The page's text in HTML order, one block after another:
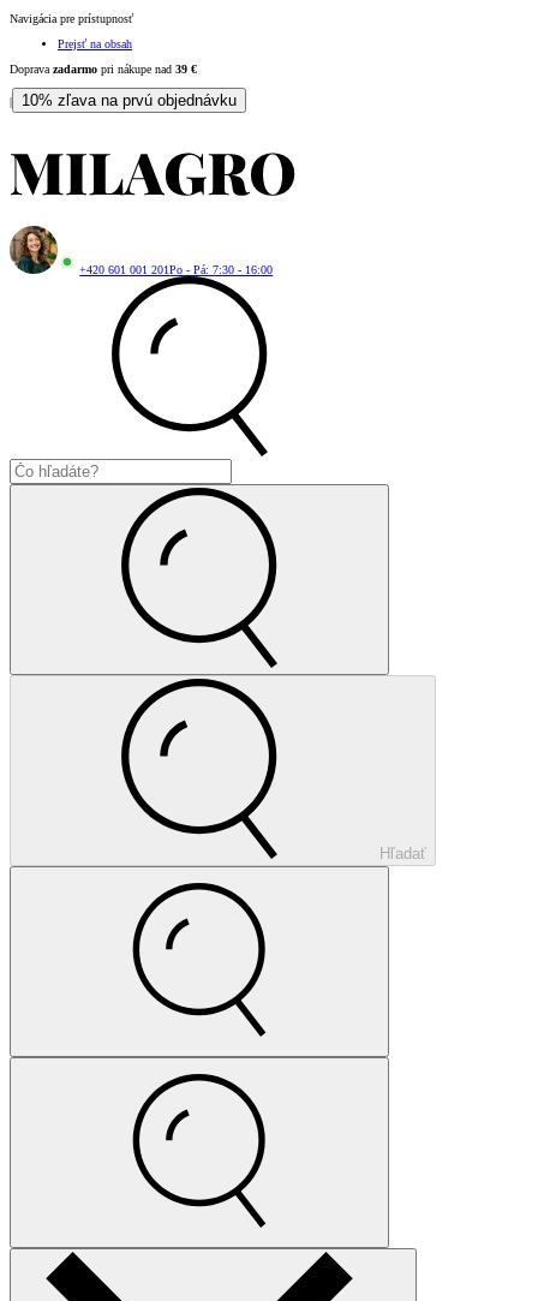
Navigácia pre prístupnosť
Prejsť na obsah
Doprava zadarmo pri nákupe nad 39 €
| 10% zľava na prvú objednávku
+420 601 001 201Po - Pá: 7:30 - 16:00
Hľadať